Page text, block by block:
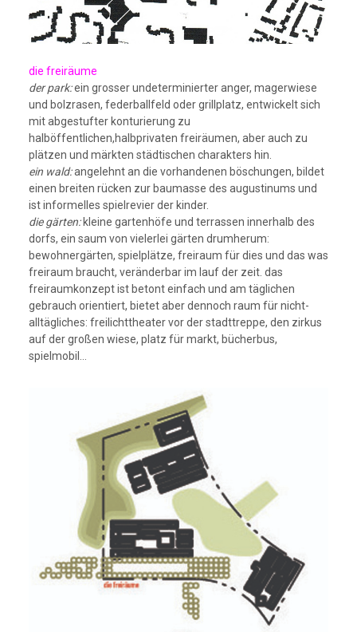
die freiräume
der park:ein grosser undeterminierter anger, magerwiese
und bolzrasen, federballfeld oder grillplatz, entwickelt sich
mit abgestufter konturierung zu
halböffentlichen,halbprivaten freiräumen, aber auch zu
plätzen und märkten städtischen charakters hin.
ein wald:angelehnt an die vorhandenen böschungen, bildet
einen breiten rücken zur baumasse des augustinums und
ist informelles spielrevier der kinder.
die gärten: kleine gartenhöfe und terrassen innerhalb des
dorfs, ein saum von vielerlei gärten drumherum:
bewohnergärten, spielplätze, freiraum für dies und das was
freiraum braucht, veränderbar im lauf der zeit. das
freiraumkonzept ist betont einfach und am täglichen
gebrauch orientiert, bietet aber dennoch raum für nicht-
alltägliches: freilichttheater vor der stadttreppe, den zirkus
auf der großen wiese, platz für markt, bücherbus,
spielmobil…